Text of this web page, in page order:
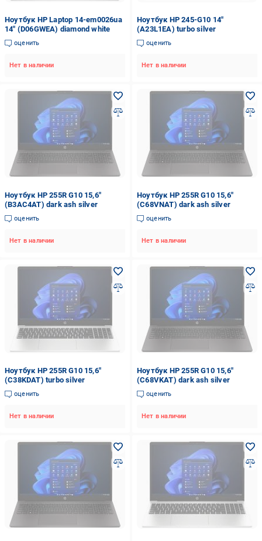
Ноутбук HP Laptop 14-em0026ua
14" (D06GWEA) diamond white
оценить
Нет в наличии
Ноутбук HP 245-G10 14"
(A23L1EA) turbo silver
оценить
Нет в наличии
Ноутбук HP 255R G10 15,6"
(B3AC4AT) dark ash silver
оценить
Нет в наличии
Ноутбук HP 255R G10 15,6"
(C68VNAT) dark ash silver
оценить
Нет в наличии
Ноутбук HP 255R G10 15,6"
(C38KDAT) turbo silver
оценить
Нет в наличии
Ноутбук HP 255R G10 15,6"
(C68VKAT) dark ash silver
оценить
Нет в наличии